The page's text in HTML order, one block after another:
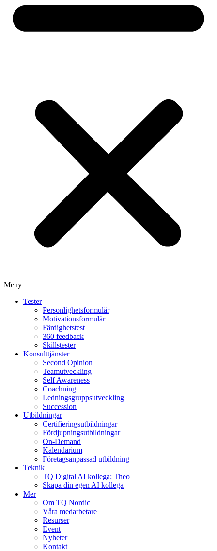
Meny
Tester
Personlighetsformulär
Motivationsformulär
Färdighetstest
360 feedback
Skillstester
Konsulttjänster
Second Opinion
Teamutveckling
Self Awareness
Coachning
Ledningsgruppsutveckling
Succession
Utbildningar
Certifieringsutbildningar
Fördjupningsutbildningar
On-Demand
Kalendarium
Företagsanpassad utbildning
Teknik
TQ Digital AI kollega: Theo
Skapa din egen AI kollega
Mer
Om TQ Nordic
Våra medarbetare
Resurser
Event
Nyheter
Kontakt